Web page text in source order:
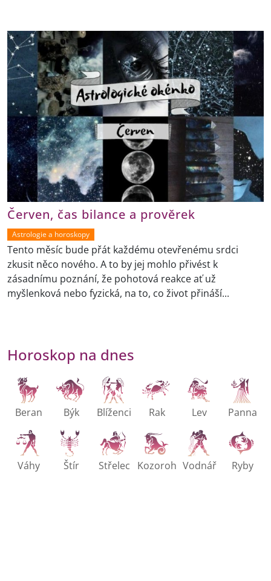
Červen, čas bilance a prověrek
Astrologie a horoskopy
Tento měsíc bude přát každému otevřenému srdci
zkusit něco nového. A to by jej mohlo přivést k
zásadnímu poznání, že pohotová reakce ať už
myšlenková nebo fyzická, na to, co život přináší...
Horoskop na dnes
Beran Býk Blíženci Rak Lev Panna
Váhy Štír Střelec Kozoroh Vodnář Ryby